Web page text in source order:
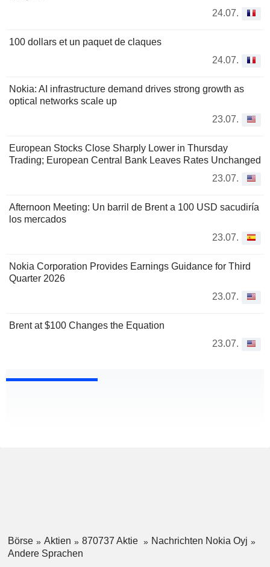
24.07.
100 dollars et un paquet de claques
24.07.
Nokia: AI infrastructure demand drives strong growth as
optical networks scale up
23.07.
European Stocks Close Sharply Lower in Thursday
Trading; European Central Bank Leaves Rates Unchanged
23.07.
Afternoon Meeting: Un barril de Brent a 100 USD sacudiría
los mercados
23.07.
Nokia Corporation Provides Earnings Guidance for Third
Quarter 2026
23.07.
Brent at $100 Changes the Equation
23.07.
Börse Aktien 870737 Aktie
Nachrichten Nokia Oyj
Andere Sprachen